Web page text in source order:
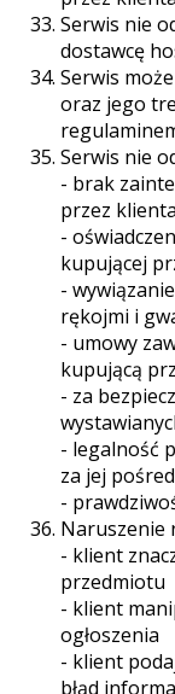
Serwis nie
dostawcę
Serwis
oraz jego
Serwis nie
- brak
przez
-
kupującej
-
rękojmi i
- umowy
kupującą
- za
- legalność
za jej
-
Naruszenie
- klient
przedmiotu
- klient
ogłoszenia
- klient
błąd